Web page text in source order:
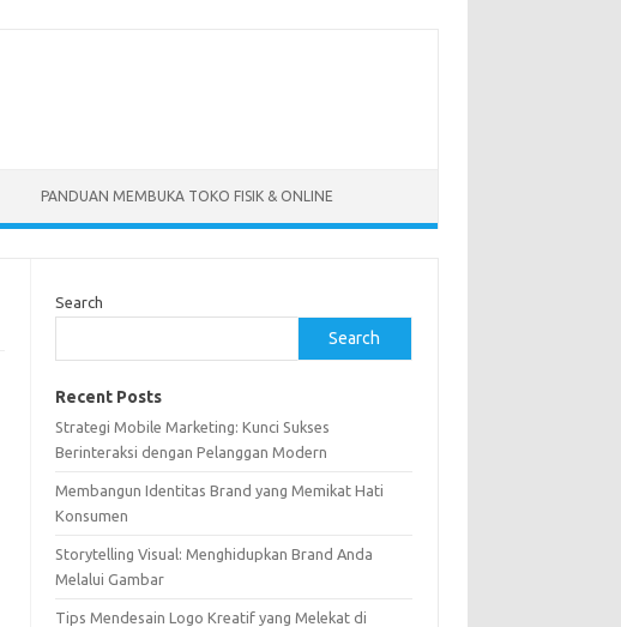
PANDUAN MEMBUKA TOKO FISIK & ONLINE
Search
Search
Recent Posts
Strategi Mobile Marketing: Kunci Sukses
Berinteraksi dengan Pelanggan Modern
Membangun Identitas Brand yang Memikat Hati
Konsumen
Storytelling Visual: Menghidupkan Brand Anda
Melalui Gambar
Tips Mendesain Logo Kreatif yang Melekat di